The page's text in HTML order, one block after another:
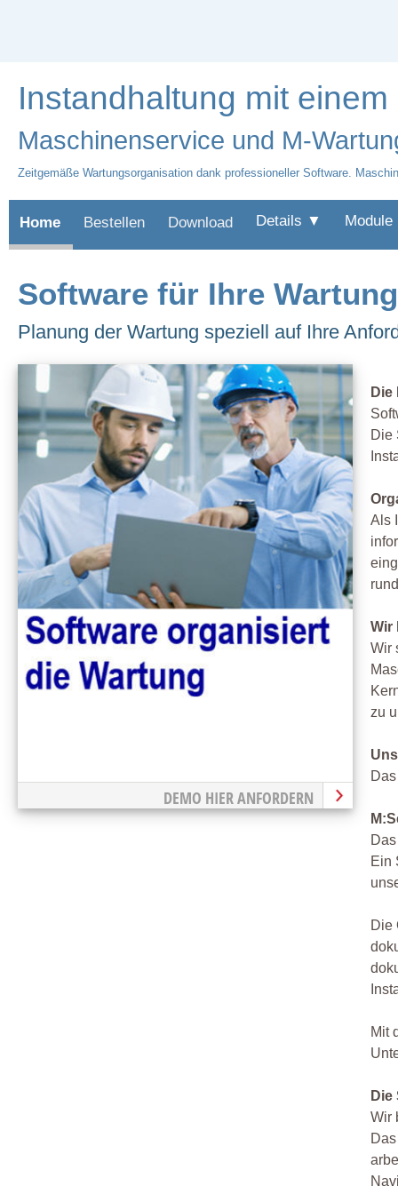
Instandhaltung mit
Maschinenservice und M-
Zeitgemäße Wartungsorganisation dank professioneller Software.
Home Bestellen Download Details ▼
Software für Ihre
Planung der Wartung speziell auf Ihre
DEMO HIER ANFORDERN
Die
Als
Wir
Wir
zu
Ein
Die
Mit
Wir